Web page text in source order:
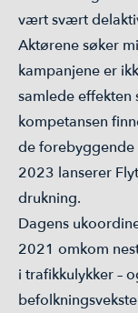
vært svært
Aktørene søker
kampanjene er
samlede
kompetansen
de forebyggende
2023 lanserer
drukning.
Dagens
2021 omkom
i trafikkulykker –